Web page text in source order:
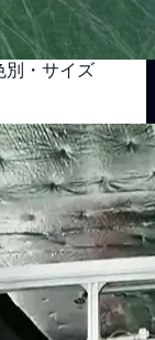
別・サイズ